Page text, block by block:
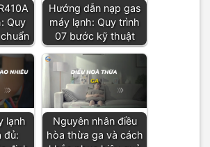
Quy
Hướng dẫn nạp gas
máy lạnh: Quy trình
07 bước kỹ thuật
lạnh
đủ:
Nguyên nhân điều
hòa thừa ga và cách